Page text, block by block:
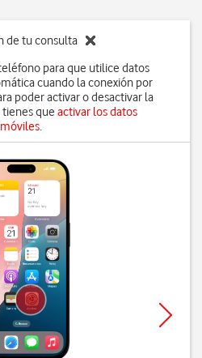
de tu consulta
para que utilice datos
cuando la conexión por
poder activar o desactivar la
tienes queactivar los datos
móviles.